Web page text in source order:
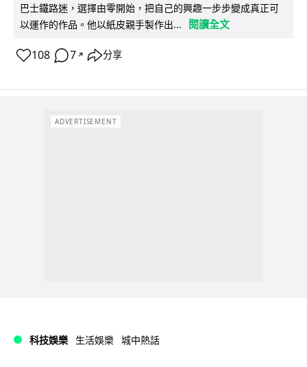
巴士鐵路迷，選擇由零開始，把自己的興趣一步步變成真正可
以運作的作品。他以紙皮親手製作出...
閱讀全文
108 7 ↗ 分享
ADVERTISEMENT
科技娛樂 生活娛樂 城中熱話